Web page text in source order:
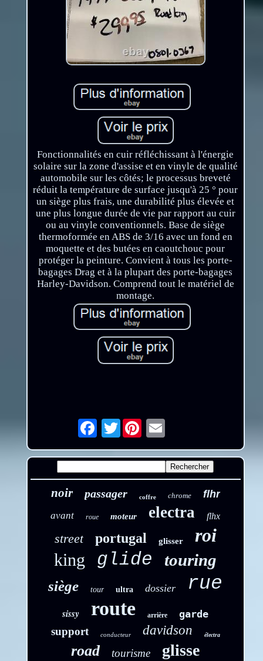
Fonctionnalités en cuir réfléchissant à l'énergie
solaire sur la zone d'assise et en vinyle de qualité
automobile sur les côtés; le processus breveté
réduit la température de surface jusqu'à 25 ° pour
un siège plus frais, une durabilité plus élevée et
une plus longue durée de vie par rapport au cuir
ou au vinyle conventionnels. Base de siège
thermoformée en ABS de 3/16 avec un fond en
moquette et des butées en caoutchouc pour
protéger la peinture. Convient à tous les porte-
bagages Drag et à la plupart des porte-bagages
Harley-Davidson. Comprend tout le matériel de
montage.
Twitter Email
noir passager coffre chrome flhr
avant roue moteur electra flhx
street portugal glisser roi
king glide touring
siège tour ultra dossier rue
sissy route arrière garde
support conducteur davidson électra
road tourisme glisse